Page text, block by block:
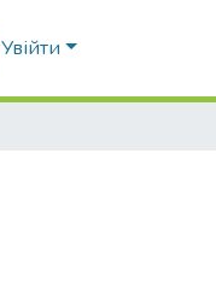
Увійти